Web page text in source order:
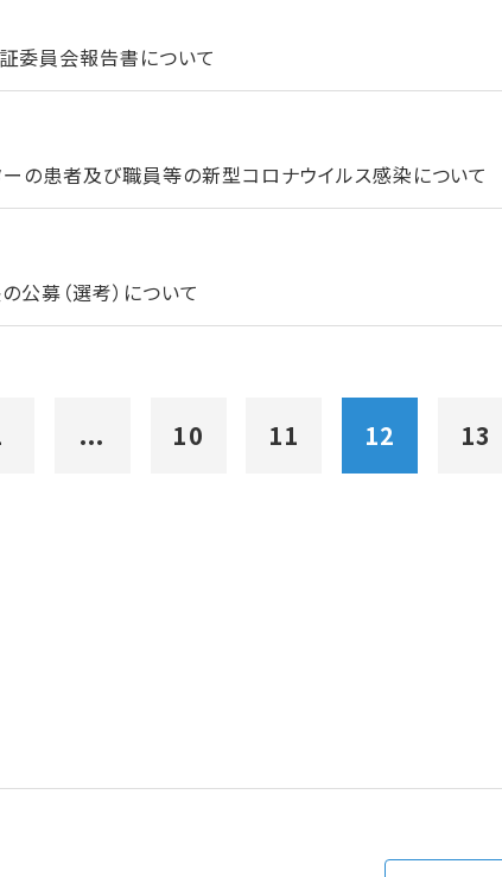
委員会報告書について
の患者及び職員等の新型コロナウイルス感染について
募（選考）について
... 10 11 12 13